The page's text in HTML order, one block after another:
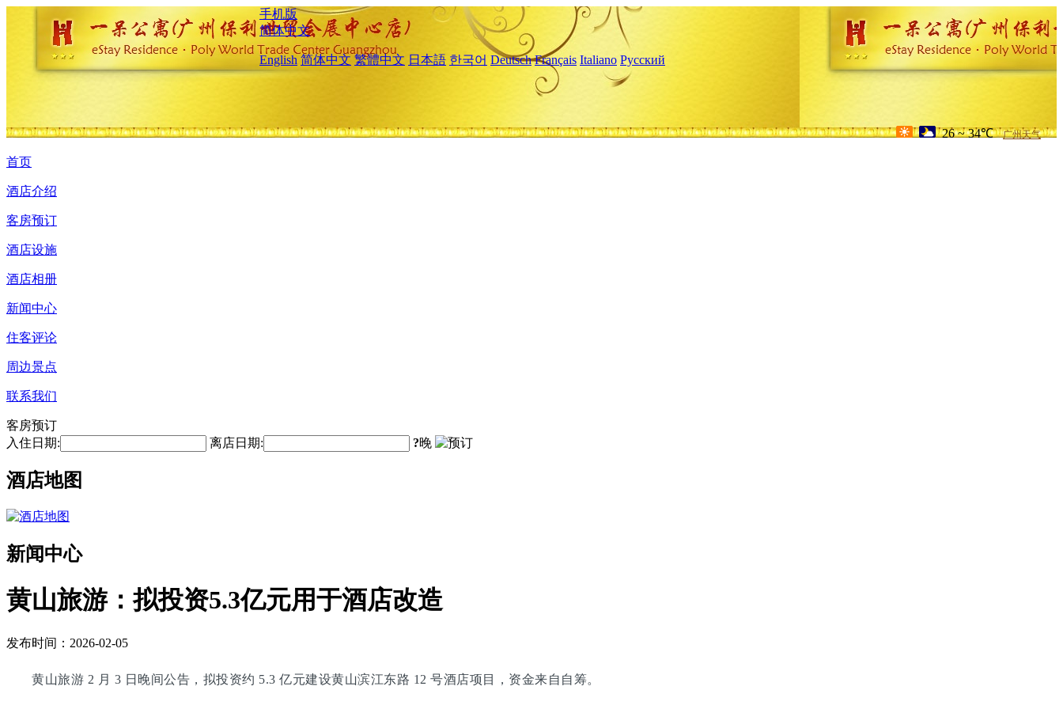
手机版
简体中文
English 简体中文 繁體中文 日本語 한국어 Deutsch Français Italiano Русский
26 ~ 34℃ 广州天气
首页
酒店介绍
客房预订
酒店设施
酒店相册
新闻中心
住客评论
周边景点
联系我们
客房预订
入住日期:
离店日期: ?晚
酒店地图
新闻中心
黄山旅游：拟投资5.3亿元用于酒店改造
发布时间：2026-02-05
黄山旅游 2 月 3 日晚间公告，拟投资约 5.3 亿元建设黄山滨江东路 12 号酒店项目，资金来自自筹。